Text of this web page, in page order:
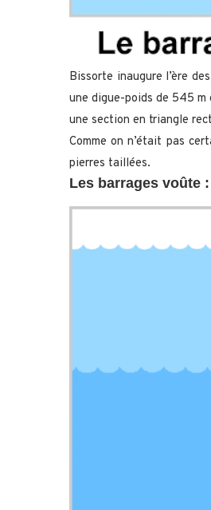
Bissorte inaugure l’ère
une digue-poids de 545 m
une section en triangle
Comme on n’était pas
pierres taillées.
Les barrages voûte :